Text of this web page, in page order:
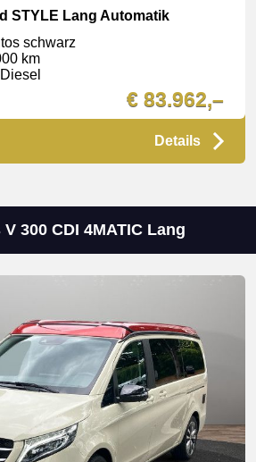
STYLE Lang Automatik
schwarz
km
€ 83.962,–
Details
300 CDI 4MATIC Lang